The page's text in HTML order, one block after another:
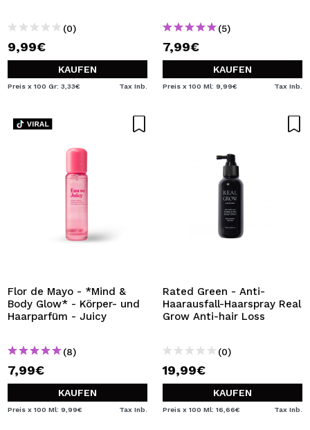
(0)
9,99€
KAUFEN
Preis x 100 Gr: 3,33€ Tax Inb.
(5)
7,99€
KAUFEN
Preis x 100 Ml: 9,99€ Tax Inb.
Flor de Mayo - *Mind &
Body Glow* - Körper- und
Haarparfüm - Juicy
(8)
7,99€
KAUFEN
Preis x 100 Ml: 9,99€ Tax Inb.
Rated Green - Anti-
Haarausfall-Haarspray Real
Grow Anti-hair Loss
(0)
19,99€
KAUFEN
Preis x 100 Ml: 16,66€ Tax Inb.